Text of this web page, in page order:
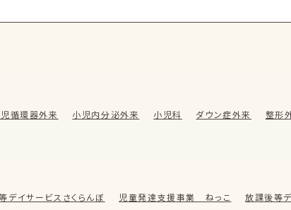
循環器外来 小児内分泌外来 小児科 ダウン症外来 整形
デイサービスさくらんぼ 児童発達支援事業 ねっこ
放課後等